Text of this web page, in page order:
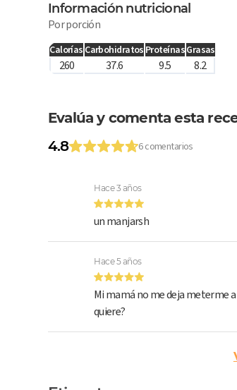
Información nutricional
Por porción
Calorías Carbohidratos ProteínasGrasas
260 37.6 9.5 8.2
Evalúa y comenta esta
4.8
6 comentarios
Hace 3 años
un manjarsh
Hace 5 años
Mi mamá no me deja meterme
quiere?